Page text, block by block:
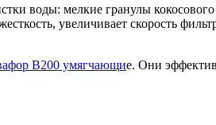
воды: мелкие гранулы
увеличивает скорость
В200 умягчающие. Они